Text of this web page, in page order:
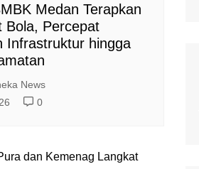
Medan Terapkan
Bola, Percepat
Infrastruktur hingga
News
0